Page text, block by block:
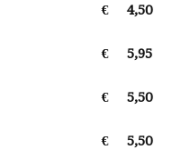
€
4,50
€
5,95
€
5,50
€
5,50